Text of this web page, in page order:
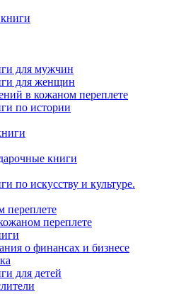
для мужчин
для женщин
в кожаном переплете
по истории
книги
по искусству и культуре.
переплете
переплете
о финансах и бизнесе
для детей